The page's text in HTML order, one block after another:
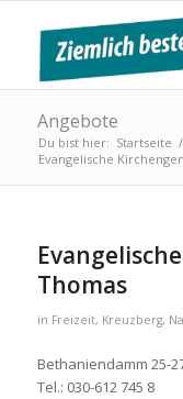
Angebote
Du bist hier: Startseite /
Evangelische
Thomas
in Freizeit, Kreuzberg,
Bethaniendamm 25-
Tel.: 030-612 745 8